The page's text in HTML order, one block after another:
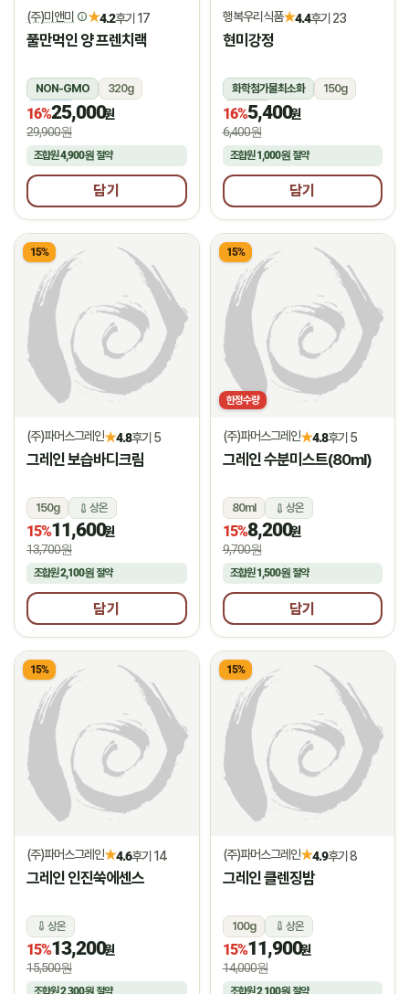
(주)미앤미 ★4.2후기 17
풀만먹인 양 프렌치랙
NON-GMO
320g
냉동
16%25,000원
29,900원
조합원4,900원 절약
담기
행복우리식품★4.4후기 23
현미강정
화학첨가물최소화
150g
상온
16%5,400원
6,400원
조합원1,000원절약
담기
15%
(주)파머스그레인★4.8후기 5
그레인 보습바디크림
150g 상온
15%11,600원
13,700원
조합원2,100원 절약
담기
15%
한정수량
(주)파머스그레인★4.8후기 5
그레인 수분미스트(80ml)
80ml 상온
15%8,200원
9,700원
조합원1,500원절약
담기
15%
(주)파머스그레인★4.6후기 14
그레인 인진쑥에센스
상온
15%13,200원
15,500원
조합원2,300원 절약
15%
(주)파머스그레인★4.9후기 8
그레인 클렌징밤
100g 상온
15%11,900원
14,000원
조합원2,100원절약